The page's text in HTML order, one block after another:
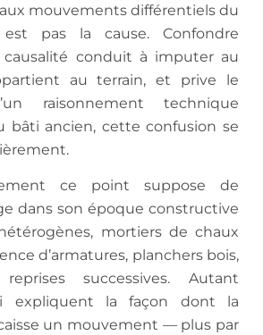
mouvements différentiels du
pas la cause. Confondre
conduit à imputer au
au terrain, et prive le
raisonnement technique
bâti ancien, cette confusion se
ce point suppose de
dans son époque constructive
mortiers de chaux
d’armatures, planchers bois,
successives. Autant
expliquent la façon dont la
un mouvement — plus par